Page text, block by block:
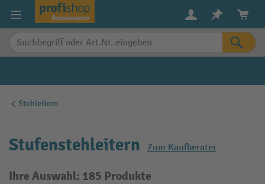
springen
Stehleitern
Stufenstehleitern Zum Kaufberater
Ihre Auswahl: 185 Produkte